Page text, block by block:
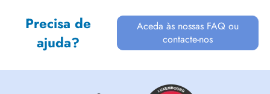
Precisa de
ajuda?
Aceda às nossas FAQ ou
contacte-nos